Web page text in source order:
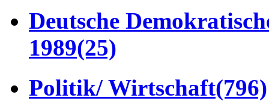
Deutsche
1989(25)
Politik/ Wirtschaft(796)